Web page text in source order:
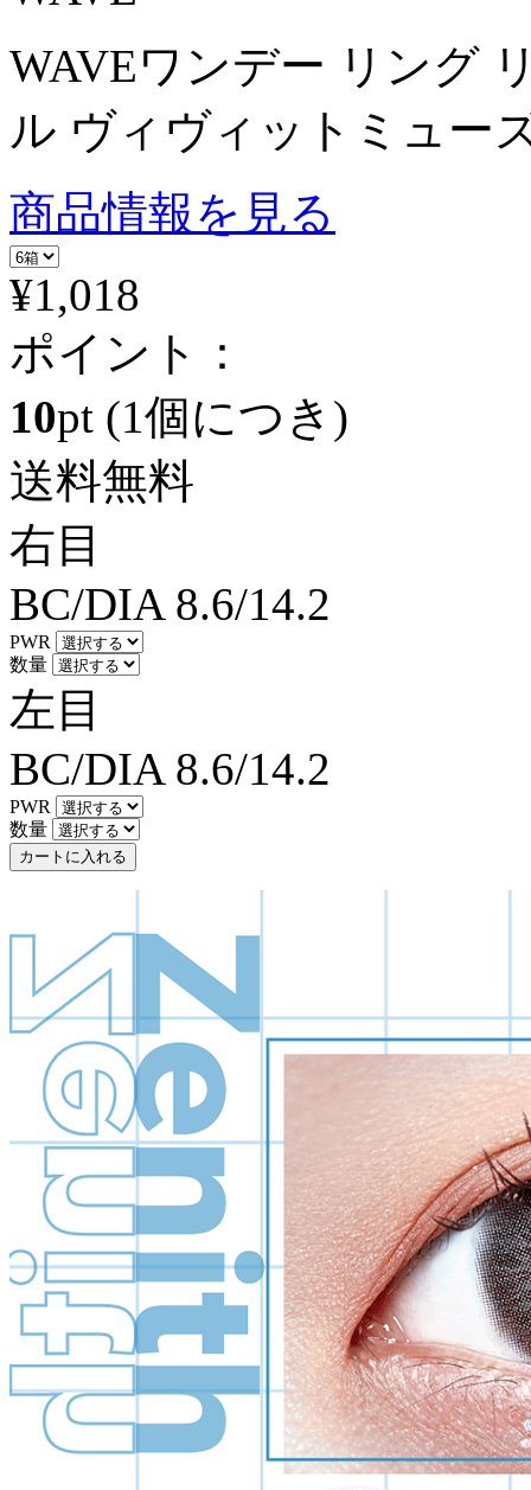
WAVEワンデー リング
ル ヴィヴィットミュー
商品情報を見る
¥1,018
ポイント：
10pt (1個につき)
送料無料
右目
BC/DIA 8.6/14.2
PWR
数量
左目
BC/DIA 8.6/14.2
PWR
数量
カートに入れる